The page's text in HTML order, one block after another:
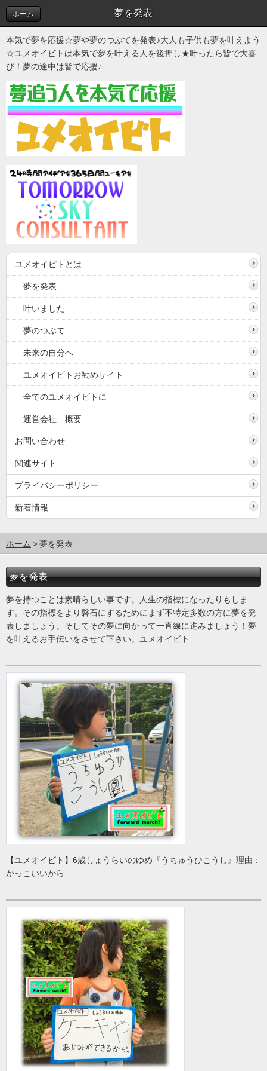
夢を発表
ホーム
本気で夢を応援☆夢や夢のつぶてを発表♪大人も子供も夢を叶えよう
☆ユメオイビトは本気で夢を叶える人を後押し★叶ったら皆で大喜
び！夢の途中は皆で応援♪
ユメオイビトとは
夢を発表
叶いました
夢のつぶて
未来の自分へ
ユメオイビトお勧めサイト
全てのユメオイビトに
運営会社 概要
お問い合わせ
関連サイト
プライバシーポリシー
新着情報
ホーム 夢を発表
夢を発表
夢を持つことは素晴らしい事です。人生の指標になったりもしま
す。その指標をより磐石にするためにまず不特定多数の方に夢を発
表しましょう。そしてその夢に向かって一直線に進みましょう！夢
を叶えるお手伝いをさせて下さい。ユメオイビト
【ユメオイビト】6歳しょうらいのゆめ『うちゅうひこうし』理由：
かっこいいから